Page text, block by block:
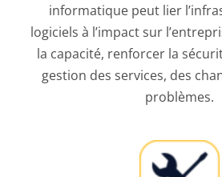
informatique peut lier
logiciels à l’impact sur
la capacité, renforcer la
gestion des services, des
problèmes.